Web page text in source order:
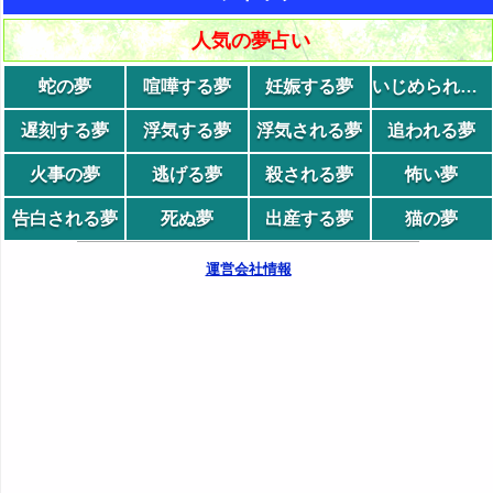
人気の夢占い
蛇の夢 喧嘩する夢 妊娠する夢 いじめられる夢
遅刻する夢 浮気する夢 浮気される夢 追われる夢
火事の夢 逃げる夢 殺される夢 怖い夢
告白される夢 死ぬ夢 出産する夢 猫の夢
運営会社情報